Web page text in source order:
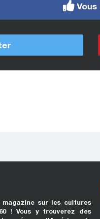
sur les cultures
! Vous y trouverez des